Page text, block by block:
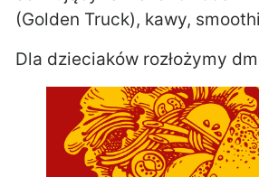
(Golden Truck), kawy,
Dla dzieciaków rozłożymy